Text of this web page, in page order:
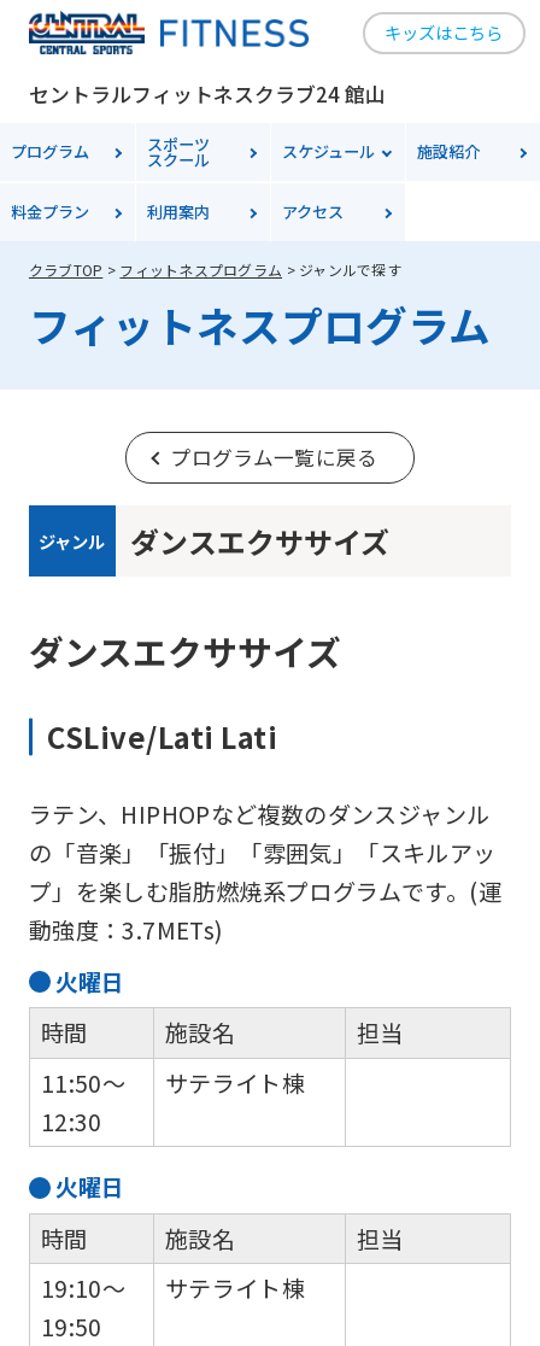
キッズはこちら
セントラルフィットネスクラブ24 館山
プログラム スポーツ
スクール スケジュール 施設紹介
料金プラン 利用案内 アクセス
クラブTOP フィットネスプログラム ジャンルで探す
フィットネスプログラム
プログラム一覧に戻る
ジャンル ダンスエクササイズ
ダンスエクササイズ
CSLive/Lati Lati
ラテン、HIPHOPなど複数のダンスジャンル
の「音楽」「振付」「雰囲気」「スキルアッ
プ」を楽しむ脂肪燃焼系プログラムです。(運
動強度：3.7METs)
火曜日
時間
11:50～
12:30
施設名
サテライト棟
担当
火曜日
時間
19:10～
19:50
施設名
サテライト棟
担当
For
foreigners
official
website
is
translated
into
English.